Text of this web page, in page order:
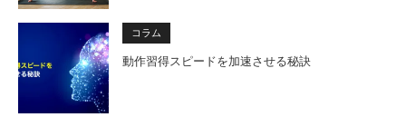
コラム
動作習得スピードを加速させる秘訣